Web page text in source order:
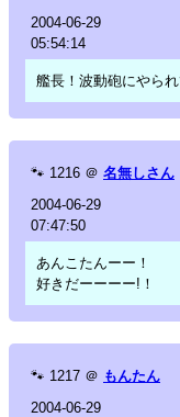
2004-06-29
05:54:14
艦長！波動砲にやら
🐾 1216 ＠ 名無しさん
2004-06-29
07:47:50
あんこたんーー！
好きだーーーー!！
🐾 1217 ＠ もんたん
2004-06-29